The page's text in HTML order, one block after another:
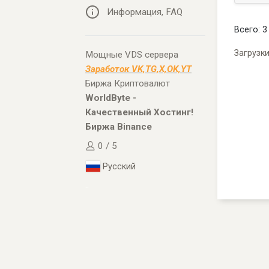
Информация, FAQ
Мощные VDS сервера
Заработок VK,TG,X,OK,YT
Биржа Криптовалют
WorldByte -
Качественный Хостинг!
Биржа Binance
0 / 5
Русский
Всего: 3
Загрузки